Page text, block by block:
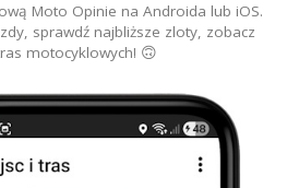
Moto Opinie na Androida lub iOS.
sprawdź najbliższe zloty, zobacz
motocyklowych! 🙃